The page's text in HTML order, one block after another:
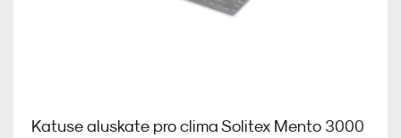
Katuse aluskate pro clima Solitex Mento 3000